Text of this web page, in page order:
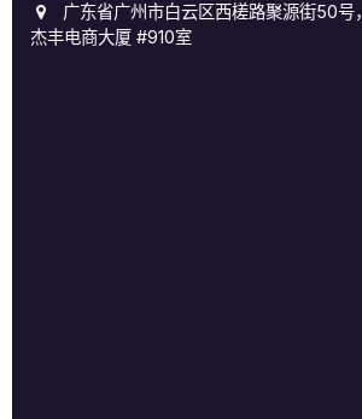
广东省广州市白云区西槎路聚源街50号，
杰丰电商大厦 #910室